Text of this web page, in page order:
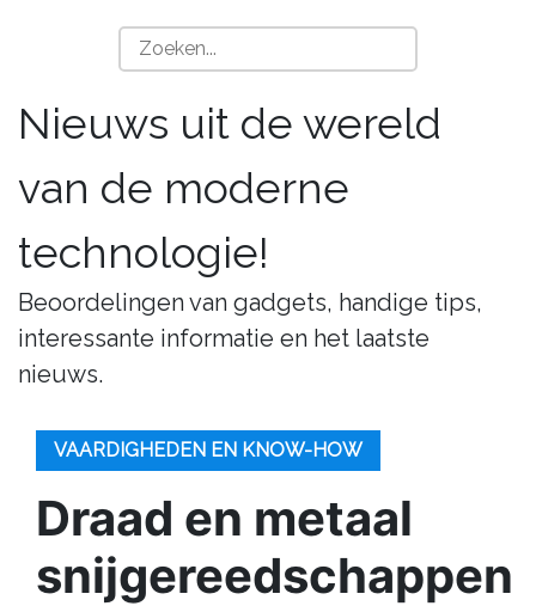
Nieuws uit de wereld
van de moderne
technologie!
Beoordelingen van gadgets, handige tips,
interessante informatie en het laatste
nieuws.
VAARDIGHEDEN EN KNOW-HOW
Draad en metaal
snijgereedschappen